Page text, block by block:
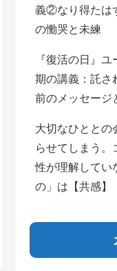
義②なり得たは
の慟哭と未練
『復活の日』
期の講義：託さ
前のメッセージ
大切なひととの
らせてしまう。
性が理解してい
の」は【共感】